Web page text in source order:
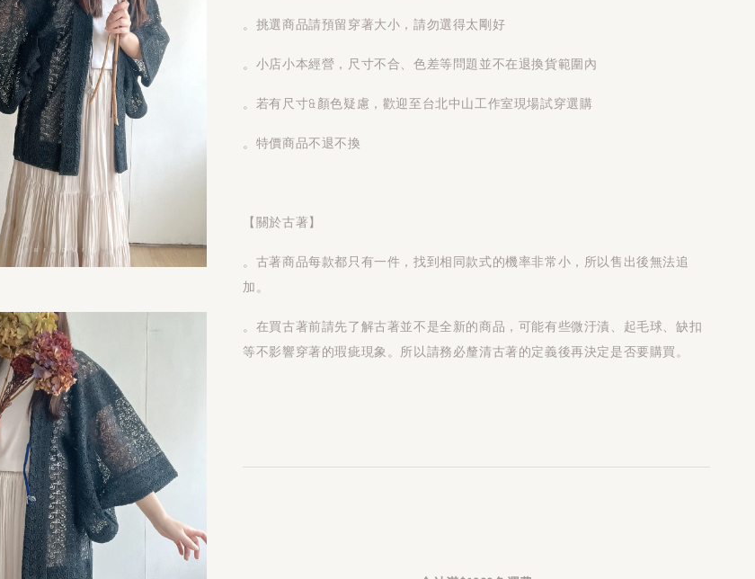
。挑選商品請預留穿著大小，請勿選得太剛好
。小店小本經營，尺寸不合、色差等問題並不在退換貨範圍內
。若有尺寸&顏色疑慮，歡迎至台北中山工作室現場試穿選購
。特價商品不退不換
【關於古著】
。古著商品每款都只有一件，找到相同款式的機率非常小，所以售出後無法追
加。
。在買古著前請先了解古著並不是全新的商品，可能有些微汙漬、起毛球、缺扣
等不影響穿著的瑕疵現象。所以請務必釐清古著的定義後再決定是否要購買。